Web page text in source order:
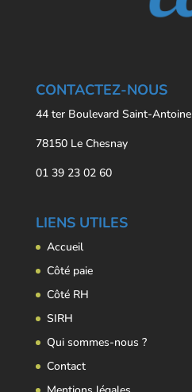
CONTACTEZ-NOUS
44 ter Boulevard Saint-Antoine
78150 Le Chesnay
01 39 23 02 60
LIENS UTILES
Accueil
Côté paie
Côté RH
SIRH
Qui sommes-nous ?
Contact